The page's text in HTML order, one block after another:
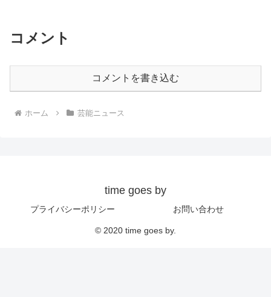
コメント
コメントを書き込む
ホーム 芸能ニュース
time goes by
プライバシーポリシー お問い合わせ
© 2020 time goes by.